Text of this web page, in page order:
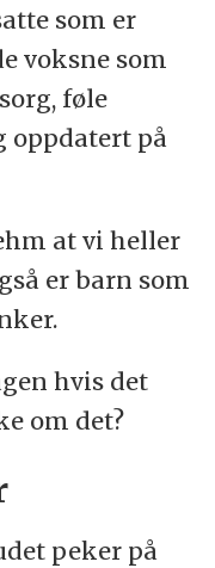
som er
voksne som
føle
oppdatert på
at vi heller
er barn som
hvis det
om det?
peker på